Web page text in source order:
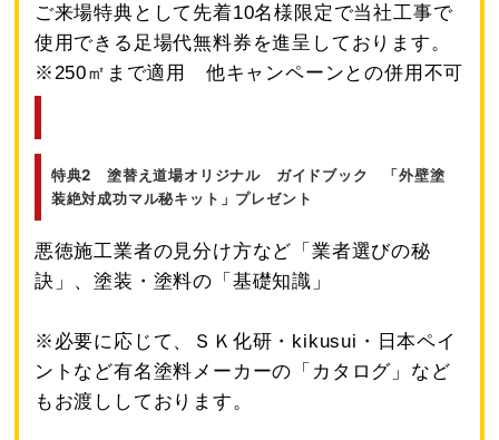
ご来場特典として先着10名様限定で当社工事で
使用できる足場代無料券を進呈しております。
※250㎡まで適用 他キャンペーンとの併用不可
特典2 塗替え道場オリジナル ガイドブック 「外壁塗
装絶対成功マル秘キット」プレゼント
悪徳施工業者の見分け方など「業者選びの秘
訣」、塗装・塗料の「基礎知識」
※必要に応じて、ＳＫ化研・kikusui・日本ペイ
ントなど有名塗料メーカーの「カタログ」など
もお渡ししております。